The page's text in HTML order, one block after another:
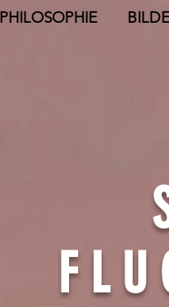
PHILOSOPHIE
F L